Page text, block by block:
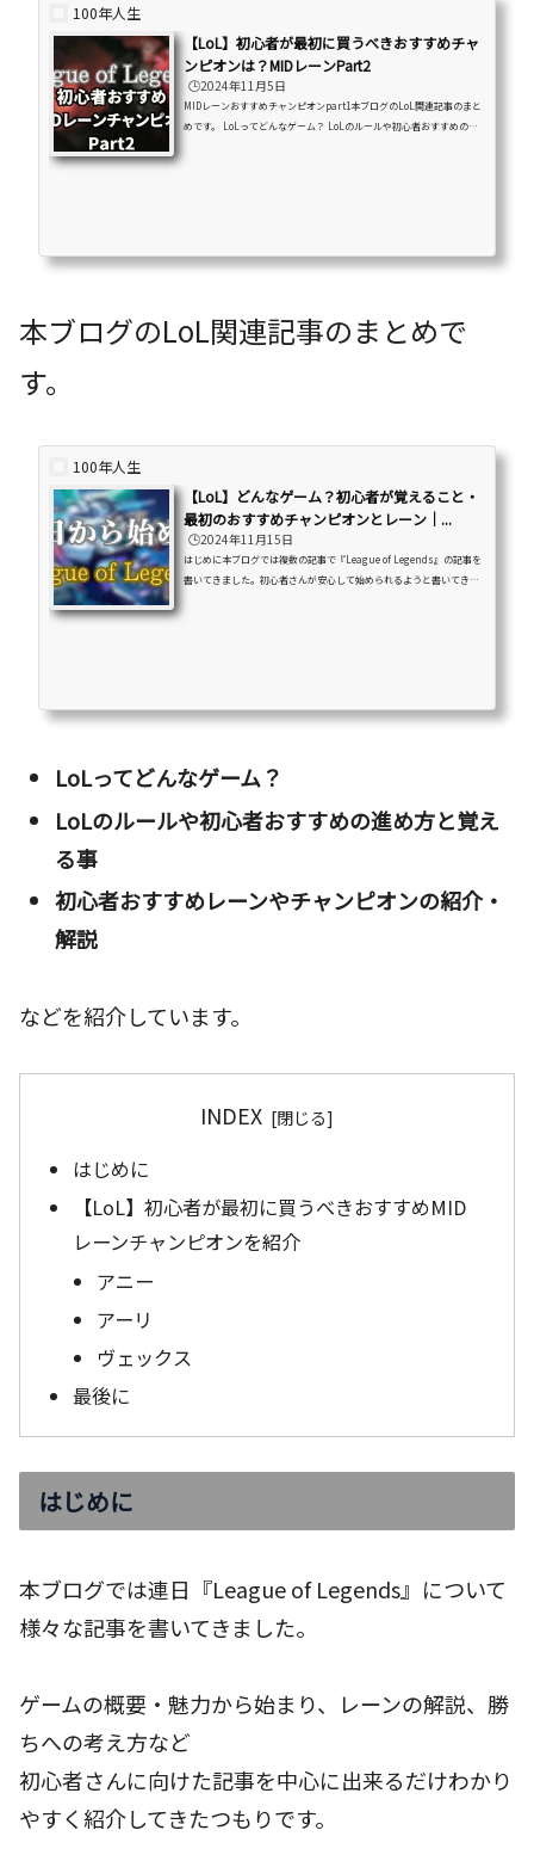
100年人生
【LoL】初心者が最初に買うべきおすすめチャ
ンピオンは？MIDレーンPart2
🕒️2024年11月5日
MIDレーンおすすめチャンピオンpart1本ブログのLoL関連記事のまと
めです。 LoLってどんなゲーム？ LoLのルールや初心者おすすめの進
本ブログのLoL関連記事のまとめで
す。
100年人生
【LoL】どんなゲーム？初心者が覚えること・
最初のおすすめチャンピオンとレーン｜...
🕒️2024年11月15日
はじめに本ブログでは複数の記事で『League of Legends』の記事を
書いてきました。初心者さんが安心して始められるようと書いてきま
った...
LoLってどんなゲーム？
LoLのルールや初心者おすすめの進め方と覚え
る事
初心者おすすめレーンやチャンピオンの紹介・
解説
などを紹介しています。
INDEX
はじめに
【LoL】初心者が最初に買うべきおすすめMID
レーンチャンピオンを紹介
アニー
アーリ
ヴェックス
最後に
はじめに
本ブログでは連日『League of Legends』について
様々な記事を書いてきました。
ゲームの概要・魅力から始まり、レーンの解説、勝
ちへの考え方など
初心者さんに向けた記事を中心に出来るだけわかり
やすく紹介してきたつもりです。